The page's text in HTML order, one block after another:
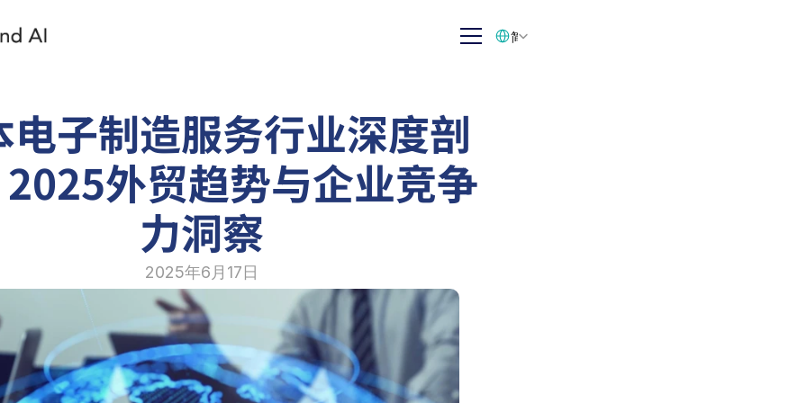
电子制造服务行业深度剖
外贸趋势与企业竞争
力洞察
2025年6月17日
简体中文